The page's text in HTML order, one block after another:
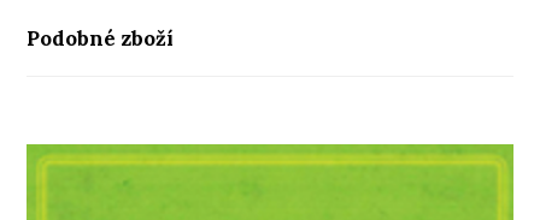
Podobné zboží